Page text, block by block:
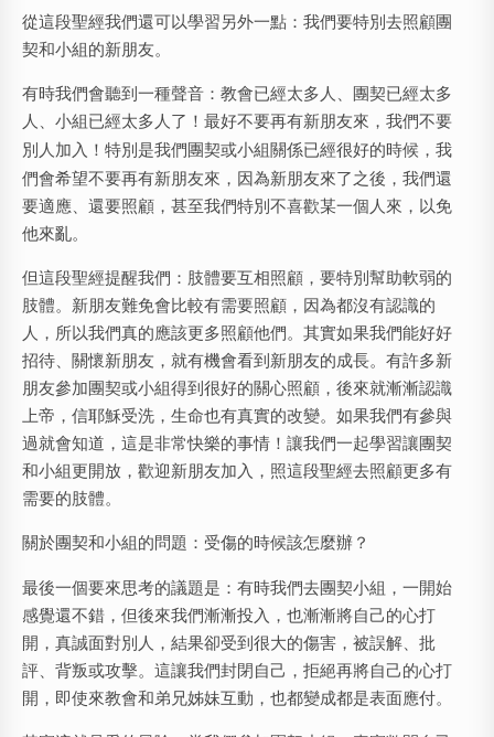
從這段聖經我們還可以學習另外一點：我們要特別去照顧團
契和小組的新朋友。
有時我們會聽到一種聲音：教會已經太多人、團契已經太多
人、小組已經太多人了！最好不要再有新朋友來， 我們不要
別人加入！ 特別是我們團契或小組關係已經很好的時候，我
們會希望不要再有新朋友來，因為新朋友來了之後，我們還
要適應、還要照顧，甚至我們特別不喜歡某一個人來，以免
他來亂。
但這段聖經提醒我們：肢體要互相照顧，要特別幫助軟弱的
肢體。新朋友難免會比較有需要照顧，因為都沒有認識的
人，所以我們真的應該更多照顧他們。其實如果我們能好好
招待、關懷新朋友，就有機會看到新朋友的成長。有許多新
朋友參加團契或小組得到很好的關心照顧，後來就漸漸認識
上帝，信耶穌受洗，生命也有真實的改變。如果我們有參與
過就會知道，這是非常快樂的事情！讓我們一起學習讓團契
和小組更開放，歡迎新朋友加入，照這段聖經去照顧更多有
需要的肢體。
關於團契和小組的問題：受傷的時候該怎麼辦？
最後一個要來思考的議題是：有時我們去團契小組，一開始
感覺還不錯，但後來我們漸漸投入，也漸漸將自己的心打
開，真誠面對別人，結果卻受到很大的傷害，被誤解、批
評、背叛或攻擊。這讓我們封閉自己，拒絕再將自己的心打
開，即使來教會和弟兄姊妹互動，也都變成都是表面應付。